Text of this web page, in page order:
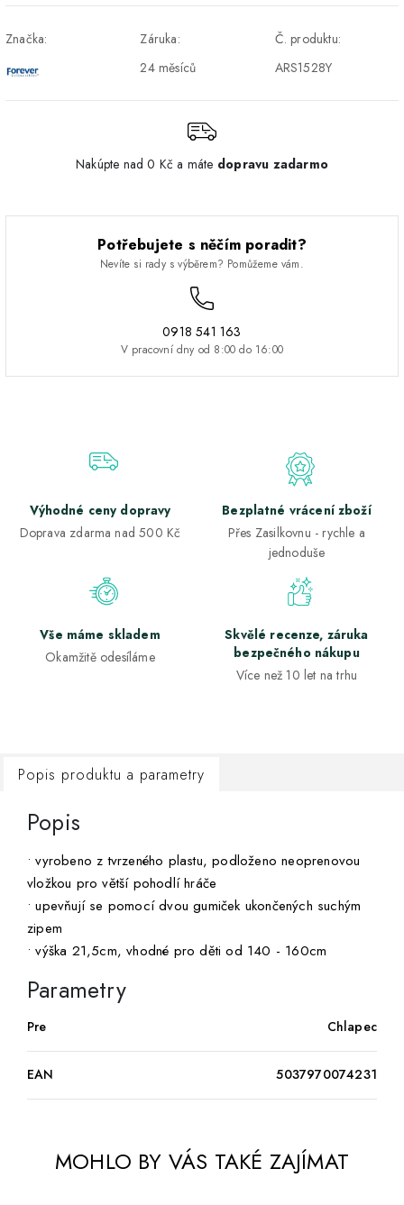
Značka:
Záruka:
24 měsíců
Č. produktu:
ARS1528Y
Nakúpte nad 0 Kč a máte dopravu zadarmo
Potřebujete s něčím poradit?
Nevíte si rady s výběrem? Pomůžeme vám.
0918 541 163
V pracovní dny od 8:00 do 16:00
Výhodné ceny dopravy
Doprava zdarma nad 500 Kč
Bezplatné vrácení zboží
Přes Zasilkovnu - rychle a
jednoduše
Vše máme skladem
Okamžitě odesíláme
Skvělé recenze, záruka
bezpečného nákupu
Více než 10 let na trhu
Popis produktu a parametry
Popis
• vyrobeno z tvrzeného plastu, podloženo neoprenovou
vložkou pro větší pohodlí hráče
• upevňují se pomocí dvou gumiček ukončených suchým
zipem
• výška 21,5cm, vhodné pro děti od 140 - 160cm
Parametry
Pre Chlapec
EAN 5037970074231
MOHLO BY VÁS TAKÉ ZAJÍMAT